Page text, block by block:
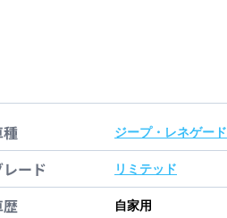
ジープ・レネゲード
レード リミテッド
自家用